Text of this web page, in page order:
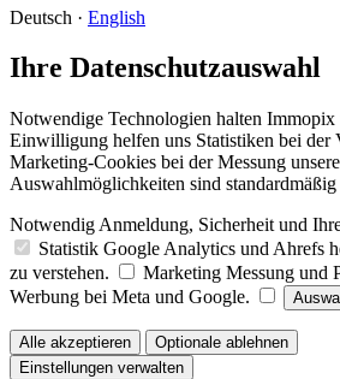
Deutsch · English
Ihre Datenschutzauswahl
Notwendige Technologien halten
Einwilligung helfen uns Statistiken bei der
Marketing-Cookies bei der Messung
Auswahlmöglichkeiten sind
Notwendig Anmeldung, Sicherheit und
Statistik Google Analytics und Ahrefs
zu verstehen.
Marketing Messung und
Werbung bei Meta und Google.
Alle akzeptieren
Optionale ablehnen
Einstellungen verwalten